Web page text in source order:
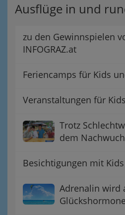
Ausflüge in und
zu den Gewinnspielen
INFOGRAZ.at
Feriencamps für Kids
Veranstaltungen für Kids
Trotz
dem
Besichtigungen mit Kids
Adrenalin wird